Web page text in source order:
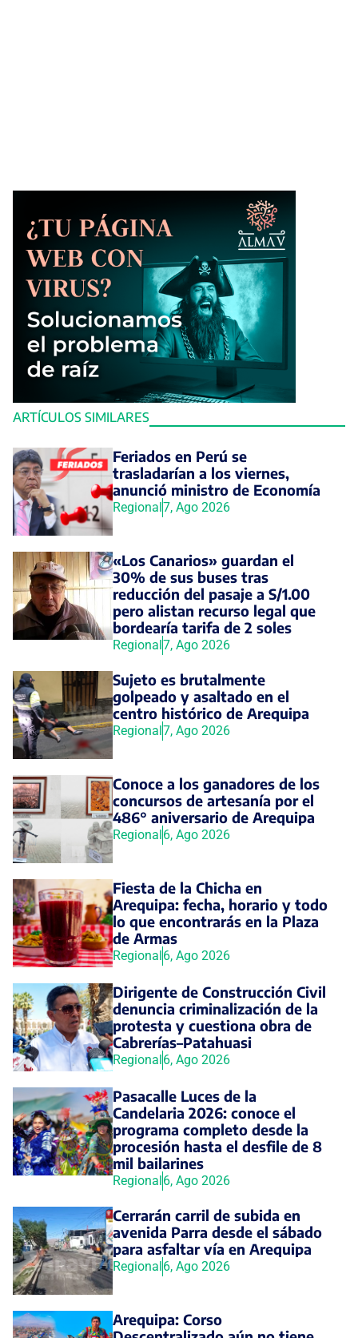
ARTÍCULOS SIMILARES
Feriados en Perú se
trasladarían a los viernes,
anunció ministro de Economía
Regional7, Ago 2026
«Los Canarios» guardan el
30% de sus buses tras
reducción del pasaje a S/1.00
pero alistan recurso legal que
bordearía tarifa de 2 soles
Regional7, Ago 2026
Sujeto es brutalmente
golpeado y asaltado en el
centro histórico de Arequipa
Regional7, Ago 2026
Conoce a los ganadores de los
concursos de artesanía por el
486° aniversario de Arequipa
Regional6, Ago 2026
Fiesta de la Chicha en
Arequipa: fecha, horario y todo
lo que encontrarás en la Plaza
de Armas
Regional6, Ago 2026
Dirigente de Construcción Civil
denuncia criminalización de la
protesta y cuestiona obra de
Cabrerías–Patahuasi
Regional6, Ago 2026
Pasacalle Luces de la
Candelaria 2026: conoce el
programa completo desde la
procesión hasta el desfile de 8
mil bailarines
Regional6, Ago 2026
Cerrarán carril de subida en
avenida Parra desde el sábado
para asfaltar vía en Arequipa
Regional6, Ago 2026
Arequipa: Corso